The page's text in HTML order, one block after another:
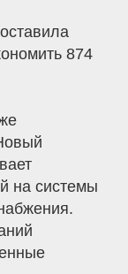
874
на системы